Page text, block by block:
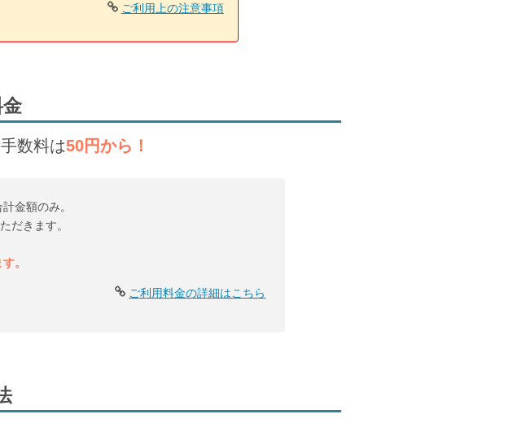
ご利用上の注意事項
数料は50円から！
金額のみ。
だきます。
。
ご利用料金の詳細はこちら